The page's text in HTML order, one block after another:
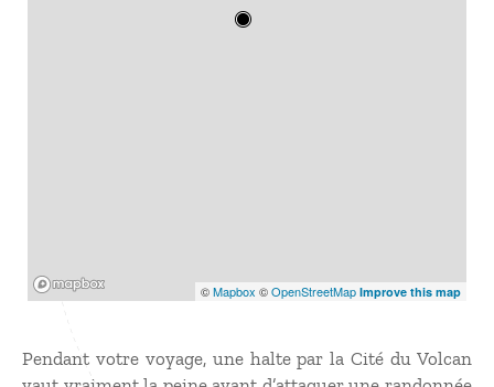
©Mapbox ©OpenStreetMap Improve this map
Pendant votre voyage, une halte par la Cité du Volcan